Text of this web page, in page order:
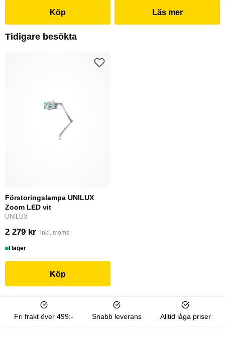
Köp Läs mer
Tidigare besökta
Förstoringslampa UNILUX
Zoom LED vit
UNILUX
2 279 kr inkl. moms
I lager
Köp
Fri frakt över 499:- Snabb leverans Alltid låga priser